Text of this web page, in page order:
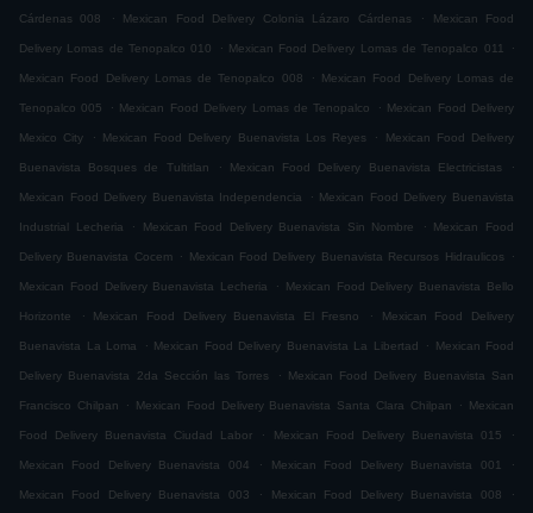
Cárdenas 008 . Mexican Food Delivery Colonia Lázaro Cárdenas . Mexican Food
Delivery Lomas de Tenopalco 010 . Mexican Food Delivery Lomas de Tenopalco 011 .
Mexican Food Delivery Lomas de Tenopalco 008 . Mexican Food Delivery Lomas de
Tenopalco 005 . Mexican Food Delivery Lomas de Tenopalco . Mexican Food Delivery
Mexico City . Mexican Food Delivery Buenavista Los Reyes . Mexican Food Delivery
Buenavista Bosques de Tultitlan . Mexican Food Delivery Buenavista Electricistas .
Mexican Food Delivery Buenavista Independencia . Mexican Food Delivery Buenavista
Industrial Lecheria . Mexican Food Delivery Buenavista Sin Nombre . Mexican Food
Delivery Buenavista Cocem . Mexican Food Delivery Buenavista Recursos Hidraulicos .
Mexican Food Delivery Buenavista Lecheria . Mexican Food Delivery Buenavista Bello
Horizonte . Mexican Food Delivery Buenavista El Fresno . Mexican Food Delivery
Buenavista La Loma . Mexican Food Delivery Buenavista La Libertad . Mexican Food
Delivery Buenavista 2da Sección las Torres . Mexican Food Delivery Buenavista San
Francisco Chilpan . Mexican Food Delivery Buenavista Santa Clara Chilpan . Mexican
Food Delivery Buenavista Ciudad Labor . Mexican Food Delivery Buenavista 015 .
Mexican Food Delivery Buenavista 004 . Mexican Food Delivery Buenavista 001 .
Mexican Food Delivery Buenavista 003 . Mexican Food Delivery Buenavista 008 .